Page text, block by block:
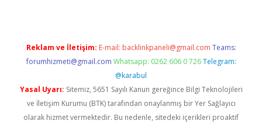
Reklam ve İletişim: E-mail: backlinkpaneli@gmail.com Teams:
forumhizmeti@gmail.com Whatsapp: 0262 606 0 726 Telegram:
@karabul
Yasal Uyarı: Sitemiz, 5651 Sayılı Kanun gereğince Bilgi Teknolojileri
ve İletişim Kurumu (BTK) tarafından onaylanmış bir Yer Sağlayıcı
olarak hizmet vermektedir. Bu nedenle, sitedeki içerikleri proaktif